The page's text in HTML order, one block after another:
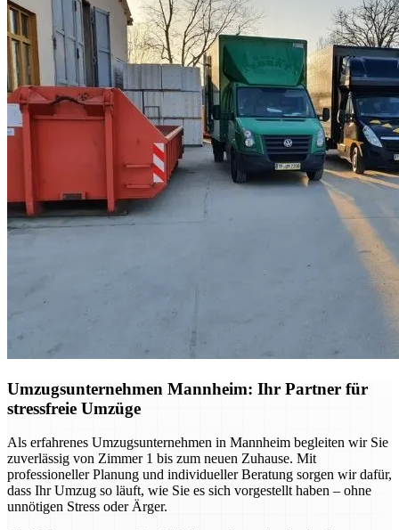
Umzugsunternehmen Mannheim: Ihr Partner für
stressfreie Umzüge
Als erfahrenes Umzugsunternehmen in Mannheim begleiten wir Sie
zuverlässig von Zimmer 1 bis zum neuen Zuhause. Mit
professioneller Planung und individueller Beratung sorgen wir dafür,
dass Ihr Umzug so läuft, wie Sie es sich vorgestellt haben – ohne
unnötigen Stress oder Ärger.